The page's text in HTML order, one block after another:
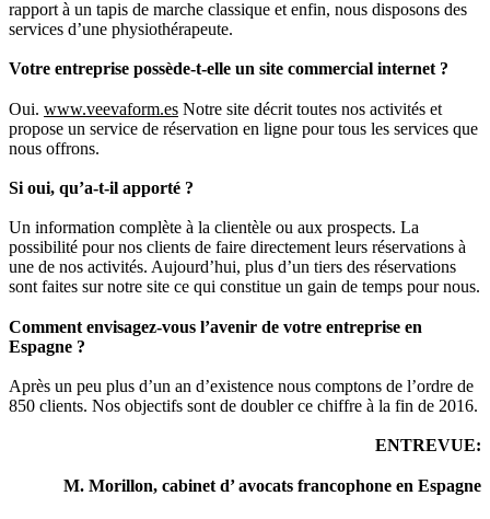
rapport à un tapis de marche classique et enfin, nous disposons des
services d’une physiothérapeute.
Votre entreprise possède-t-elle un site commercial internet ?
Oui. www.veevaform.es Notre site décrit toutes nos activités et
propose un service de réservation en ligne pour tous les services que
nous offrons.
Si oui, qu’a-t-il apporté ?
Un information complète à la clientèle ou aux prospects. La
possibilité pour nos clients de faire directement leurs réservations à
une de nos activités. Aujourd’hui, plus d’un tiers des réservations
sont faites sur notre site ce qui constitue un gain de temps pour nous.
Comment envisagez-vous l’avenir de votre entreprise en
Espagne ?
Après un peu plus d’un an d’existence nous comptons de l’ordre de
850 clients. Nos objectifs sont de doubler ce chiffre à la fin de 2016.
ENTREVUE:
M. Morillon, cabinet d’ avocats francophone en Espagne